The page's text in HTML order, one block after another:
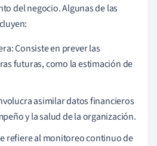
del negocio. Algunas de las
Consiste en prever las
futuras, como la estimación de
asimilar datos financieros
y la salud de la organización.
refiere al monitoreo continuo de